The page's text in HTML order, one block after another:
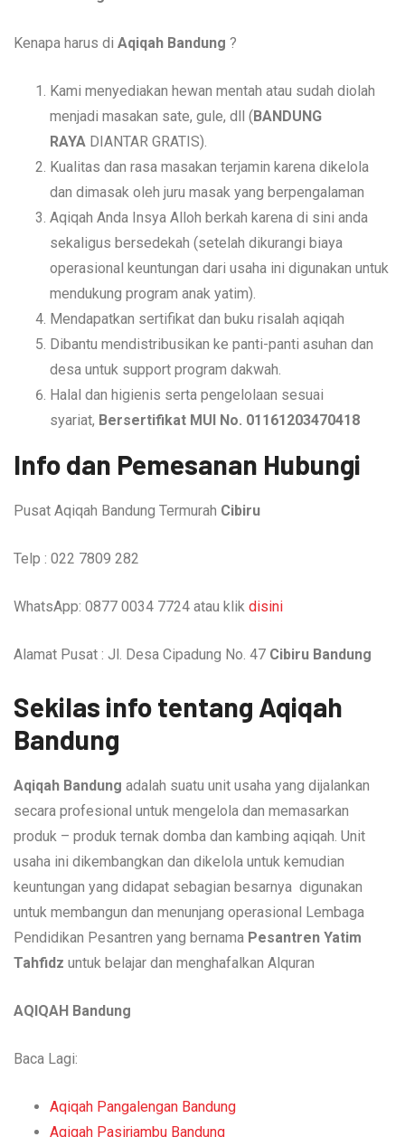
Kenapa harus di Aqiqah Bandung ?
Kami menyediakan hewan mentah atau sudah diolah
menjadi masakan sate, gule, dll (BANDUNG
RAYA DIANTAR GRATIS).
Kualitas dan rasa masakan terjamin karena dikelola
dan dimasak oleh juru masak yang berpengalaman
Aqiqah Anda Insya Alloh berkah karena di sini anda
sekaligus bersedekah (setelah dikurangi biaya
operasional keuntungan dari usaha ini digunakan untuk
mendukung program anak yatim).
Mendapatkan sertifikat dan buku risalah aqiqah
Dibantu mendistribusikan ke panti-panti asuhan dan
desa untuk support program dakwah.
Halal dan higienis serta pengelolaan sesuai
syariat, Bersertifikat MUI No. 01161203470418
Info dan Pemesanan Hubungi
Pusat Aqiqah Bandung Termurah Cibiru
Telp : 022 7809 282
WhatsApp: 0877 0034 7724 atau klik disini
Alamat Pusat : Jl. Desa Cipadung No. 47 Cibiru Bandung
Sekilas info tentang Aqiqah
Bandung
Aqiqah Bandung adalah suatu unit usaha yang dijalankan
secara profesional untuk mengelola dan memasarkan
produk – produk ternak domba dan kambing aqiqah. Unit
usaha ini dikembangkan dan dikelola untuk kemudian
keuntungan yang didapat sebagian besarnya digunakan
untuk membangun dan menunjang operasional Lembaga
Pendidikan Pesantren yang bernama Pesantren Yatim
Tahfidz untuk belajar dan menghafalkan Alquran
AQIQAH Bandung
Baca Lagi:
Aqiqah Pangalengan Bandung
Aqiqah Pasirjambu Bandung